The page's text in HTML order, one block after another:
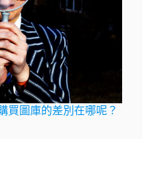
買圖庫的差別在哪呢？